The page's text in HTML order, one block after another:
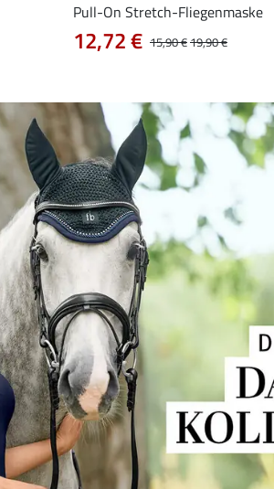
Pull-On Stretch-Fliegenmaske
15,90 €19,90 €
12,72 €